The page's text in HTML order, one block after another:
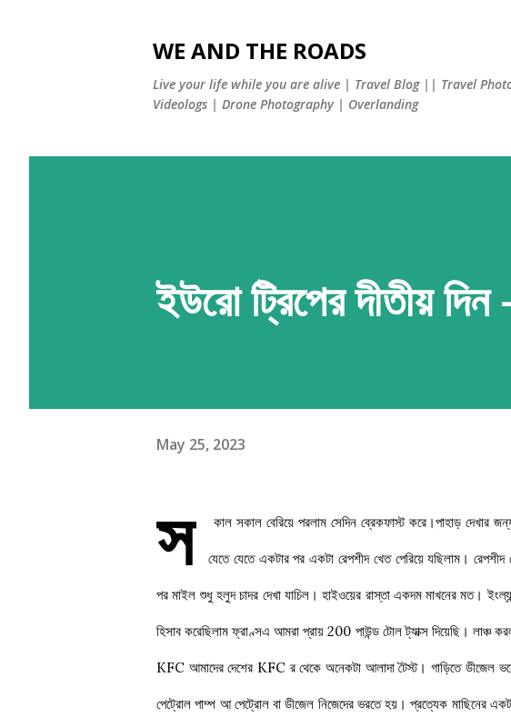
WE AND THE ROADS
Live your life while you are alive | Travel Blog || Travel
Videologs | Drone Photography | Overlanding
ইউরো ট্রিপের দীতীয়
May 25, 2023
স কাল সকাল বেরিয়ে পরলাম সেদিন ব্রেকফাস্ট করে।পাহাড়
যেতে যেতে একটার পর একটা রেপশীদ খেত পেরিয়ে যছিলাম।
পর মাইল শুধু হলুদ চাদর দেখা যাচিল। হাইওয়ের রাস্তা একদম মাখনের মত।
হিসাব করেছিলাম ফ্রাণ্সএ আমরা প্রায় 200 পাউন্ড টোল ট্যাক্স দিয়েছি। লাঞ্চ
KFC আমাদের দেশের KFC র থেকে অনেকটা আলাদা টৈস্ট। গাড়িতে ডীজেল ভরে
পেট্রোল পাম্প আ পেট্রোল বা ডীজেল নিজেদের ভরতে হয়। প্রত্যেক মাছিনের